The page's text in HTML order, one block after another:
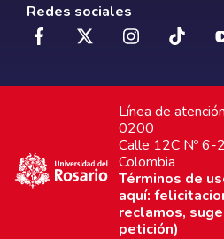
Redes sociales
Línea de
0200
Calle 12C Nº 6-
Colombia
Términos de
aquí:
reclamos,
petición)